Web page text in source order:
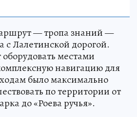
— тропа знаний —
с Лалетинской дорогой.
местами
навигацию для
было максимально
по территории от
до «Роева ручья».